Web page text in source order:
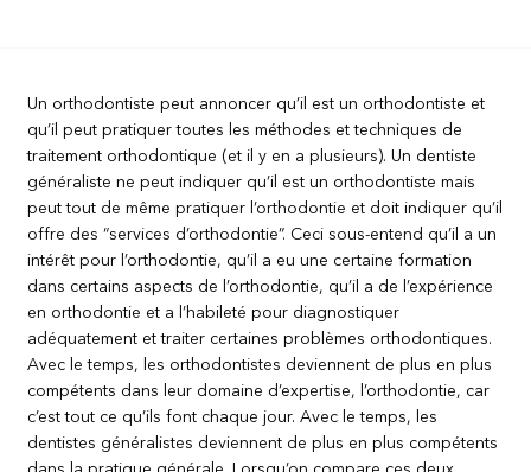
Un orthodontiste peut annoncer qu’il est un orthodontiste et
qu’il peut pratiquer toutes les méthodes et techniques de
traitement orthodontique (et il y en a plusieurs). Un dentiste
généraliste ne peut indiquer qu’il est un orthodontiste mais
peut tout de même pratiquer l’orthodontie et doit indiquer qu’il
offre des “services d’orthodontie”. Ceci sous-entend qu’il a un
intérêt pour l’orthodontie, qu’il a eu une certaine formation
dans certains aspects de l’orthodontie, qu’il a de l’expérience
en orthodontie et a l’habileté pour diagnostiquer
adéquatement et traiter certaines problèmes orthodontiques.
Avec le temps, les orthodontistes deviennent de plus en plus
compétents dans leur domaine d’expertise, l’orthodontie, car
c’est tout ce qu’ils font chaque jour. Avec le temps, les
dentistes généralistes deviennent de plus en plus compétents